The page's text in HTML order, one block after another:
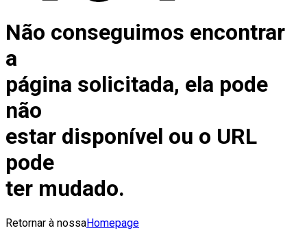
Não conseguimos encontrar
a
página solicitada, ela pode
não
estar disponível ou o URL
pode
ter mudado.
Retornar à nossaHomepage